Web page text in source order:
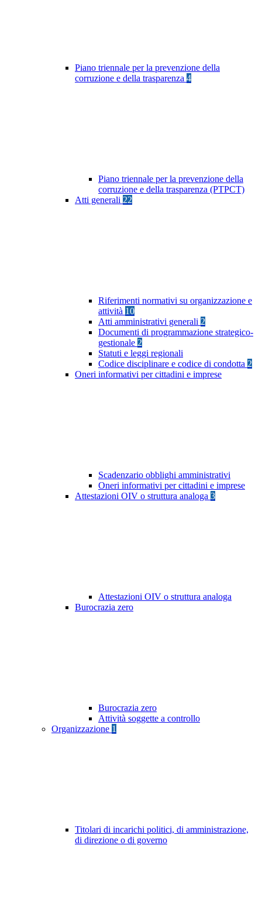
Piano triennale per la prevenzione della
corruzione e della trasparenza 4
Piano triennale per la prevenzione della
corruzione e della trasparenza (PTPCT)
Atti generali 22
Riferimenti normativi su organizzazione e
attività 10
Atti amministrativi generali 2
Documenti di programmazione strategico-
gestionale 2
Statuti e leggi regionali
Codice disciplinare e codice di condotta 2
Oneri informativi per cittadini e imprese
Scadenzario obblighi amministrativi
Oneri informativi per cittadini e imprese
Attestazioni OIV o struttura analoga 3
Attestazioni OIV o struttura analoga
Burocrazia zero
Burocrazia zero
Attività soggette a controllo
Organizzazione 1
Titolari di incarichi politici, di amministrazione,
di direzione o di governo